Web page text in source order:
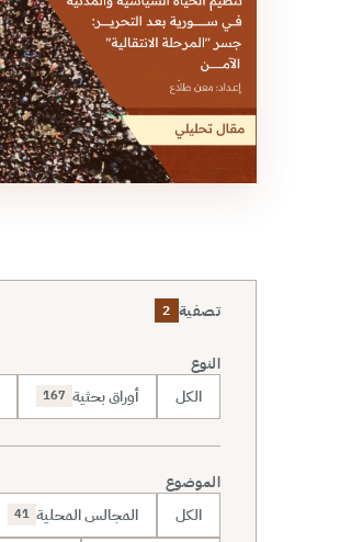
تصفية 2
النوع
الكل أوراق بحثية 167
الموضوع
الكل المجالس المحلية 41